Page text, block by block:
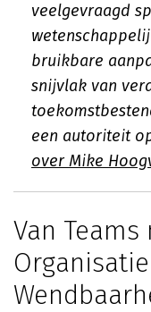
veelgevraagd
bruikbare
snijvlak van
een autoriteit
over Mike
Van Teams